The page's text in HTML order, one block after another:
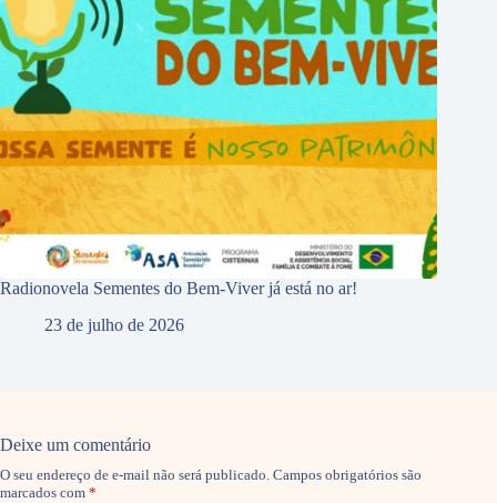
Radionovela Sementes do Bem-Viver já está no ar!
23 de julho de 2026
Deixe um comentário
O seu endereço de e-mail não será publicado. Campos obrigatórios são
marcados com *